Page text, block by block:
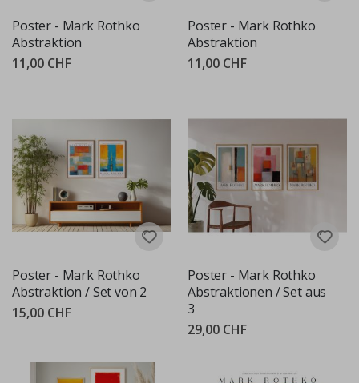
Poster - Mark Rothko
Abstraktion
11,00 CHF
Poster - Mark Rothko
Abstraktion
11,00 CHF
Poster - Mark Rothko
Abstraktion / Set von 2
15,00 CHF
Poster - Mark Rothko
Abstraktionen / Set aus
3
29,00 CHF